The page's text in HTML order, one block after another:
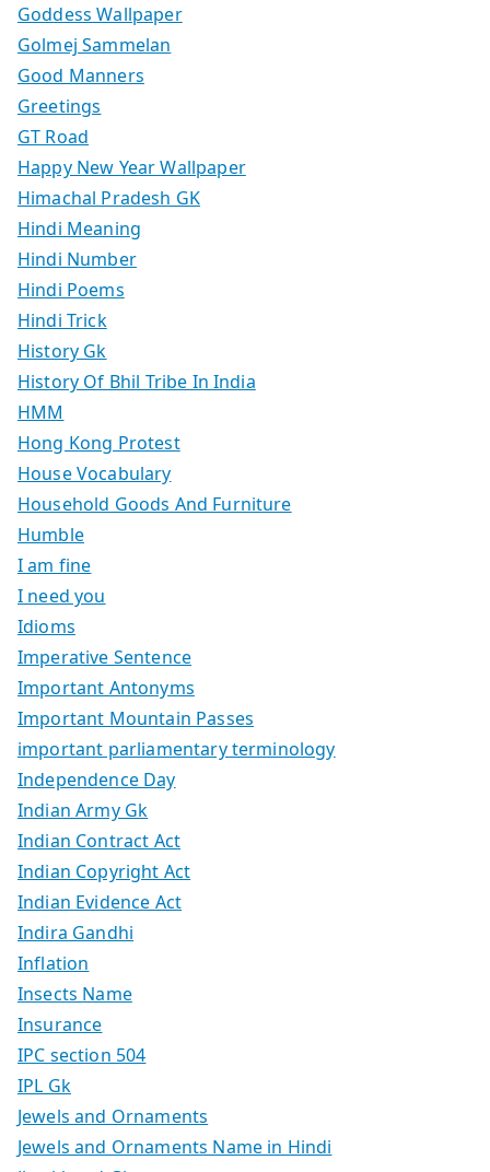
Goddess Wallpaper
Golmej Sammelan
Good Manners
Greetings
GT Road
Happy New Year Wallpaper
Himachal Pradesh GK
Hindi Meaning
Hindi Number
Hindi Poems
Hindi Trick
History Gk
History Of Bhil Tribe In India
HMM
Hong Kong Protest
House Vocabulary
Household Goods And Furniture
Humble
I am fine
I need you
Idioms
Imperative Sentence
Important Antonyms
Important Mountain Passes
important parliamentary terminology
Independence Day
Indian Army Gk
Indian Contract Act
Indian Copyright Act
Indian Evidence Act
Indira Gandhi
Inflation
Insects Name
Insurance
IPC section 504
IPL Gk
Jewels and Ornaments
Jewels and Ornaments Name in Hindi